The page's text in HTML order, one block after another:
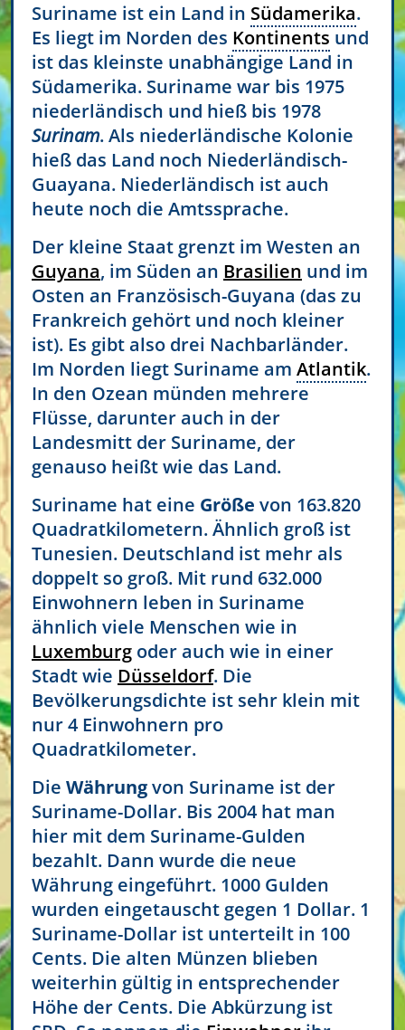
Suriname ist ein Land in Südamerika.
Es liegt im Norden des Kontinents und
ist das kleinste unabhängige Land in
Südamerika. Suriname war bis 1975
niederländisch und hieß bis 1978
Surinam. Als niederländische Kolonie
hieß das Land noch Niederländisch-
Guayana. Niederländisch ist auch
heute noch die Amtssprache.
Der kleine Staat grenzt im Westen an
Guyana, im Süden an Brasilien und im
Osten an Französisch-Guyana (das zu
Frankreich gehört und noch kleiner
ist). Es gibt also drei Nachbarländer.
Im Norden liegt Suriname am Atlantik.
In den Ozean münden mehrere
Flüsse, darunter auch in der
Landesmitt der Suriname, der
genauso heißt wie das Land.
Suriname hat eine Größe von 163.820
Quadratkilometern. Ähnlich groß ist
Tunesien. Deutschland ist mehr als
doppelt so groß. Mit rund 632.000
Einwohnern leben in Suriname
ähnlich viele Menschen wie in
Luxemburg oder auch wie in einer
Stadt wie Düsseldorf. Die
Bevölkerungsdichte ist sehr klein mit
nur 4 Einwohnern pro
Quadratkilometer.
Die Währungvon Suriname ist der
Suriname-Dollar. Bis 2004 hat man
hier mit dem Suriname-Gulden
bezahlt. Dann wurde die neue
Währung eingeführt. 1000 Gulden
wurden eingetauscht gegen 1 Dollar. 1
Suriname-Dollar ist unterteilt in 100
Cents. Die alten Münzen blieben
weiterhin gültig in entsprechender
Höhe der Cents. Die Abkürzung ist